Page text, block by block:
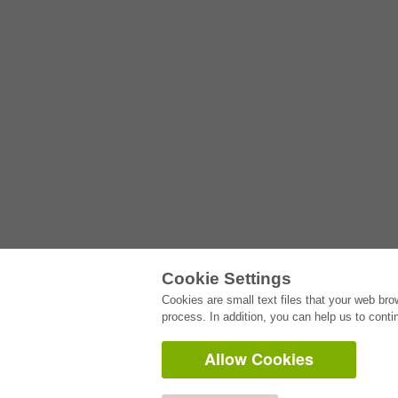
Cookie Settings
Cookies are small text files that your web
process. In addition, you can help us to
Allow Cookies
Full Package
E-Book Delivery
Frequently Asked Questions (FAQ)